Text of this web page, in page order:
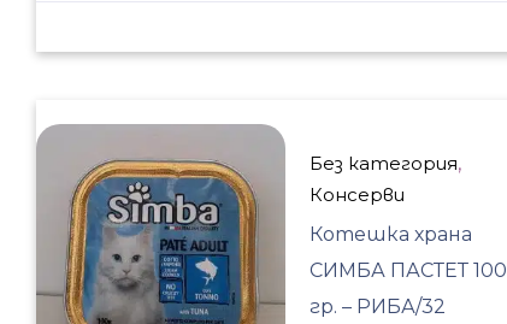
Без категория,
Консерви
Котешка храна
СИМБА ПАСТЕТ 100
гр. – РИБА/32